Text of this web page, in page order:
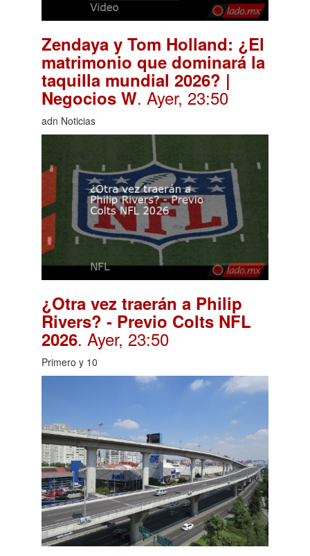
Zendaya y Tom Holland: ¿El
matrimonio que dominará la
taquilla mundial 2026? |
Negocios W. Ayer, 23:50
adn Noticias
¿Otra vez traerán a Philip
Rivers? - Previo Colts NFL
2026. Ayer, 23:50
Primero y 10